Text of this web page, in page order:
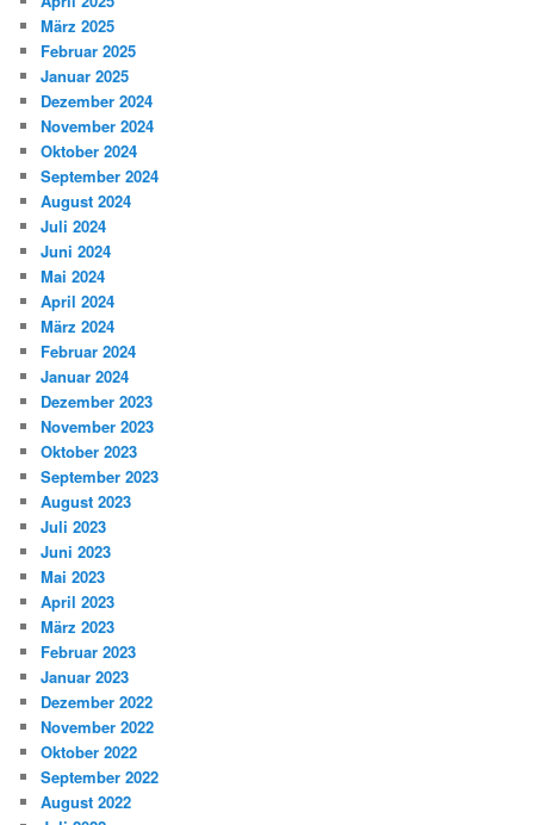
März 2025
Februar 2025
Januar 2025
Dezember 2024
November 2024
Oktober 2024
September 2024
August 2024
Juli 2024
Juni 2024
Mai 2024
April 2024
März 2024
Februar 2024
Januar 2024
Dezember 2023
November 2023
Oktober 2023
September 2023
August 2023
Juli 2023
Juni 2023
Mai 2023
April 2023
März 2023
Februar 2023
Januar 2023
Dezember 2022
November 2022
Oktober 2022
September 2022
August 2022